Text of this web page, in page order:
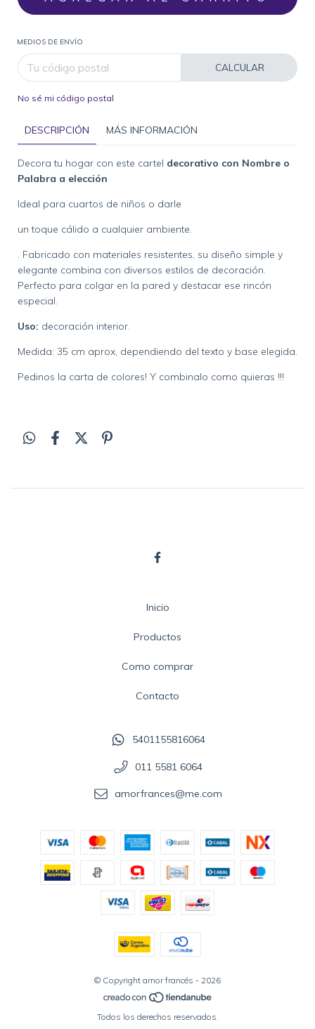
MEDIOS DE ENVÍO
CALCULAR
No sé mi código postal
DESCRIPCIÓN MÁS INFORMACIÓN
Decora tu hogar con este cartel decorativo con Nombre o
Palabra a elección
Ideal para cuartos de niños o darle
un toque cálido a cualquier ambiente.
. Fabricado con materiales resistentes, su diseño simple y
elegante combina con diversos estilos de decoración.
Perfecto para colgar en la pared y destacar ese rincón
especial.
Uso: decoración interior.
Medida: 35 cm aprox, dependiendo del texto y base elegida.
Pedinos la carta de colores! Y combinalo como quieras !!!
Inicio
Productos
Como comprar
Contacto
5401155816064
011 5581 6064
amorfrances@me.com
© Copyright amor francés - 2026
Todos los derechos reservados.